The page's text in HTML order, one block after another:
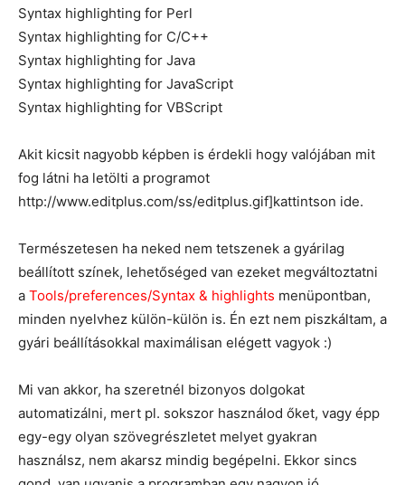
Syntax highlighting for Perl
Syntax highlighting for C/C++
Syntax highlighting for Java
Syntax highlighting for JavaScript
Syntax highlighting for VBScript
Akit kicsit nagyobb képben is érdekli hogy valójában mit
fog látni ha letölti a programot
http://www.editplus.com/ss/editplus.gif]kattintson ide.
Természetesen ha neked nem tetszenek a gyárilag
beállított színek, lehetőséged van ezeket megváltoztatni
a Tools/preferences/Syntax & highlights menüpontban,
minden nyelvhez külön-külön is. Én ezt nem piszkáltam, a
gyári beállításokkal maximálisan elégett vagyok :)
Mi van akkor, ha szeretnél bizonyos dolgokat
automatizálni, mert pl. sokszor használod őket, vagy épp
egy-egy olyan szövegrészletet melyet gyakran
használsz, nem akarsz mindig begépelni. Ekkor sincs